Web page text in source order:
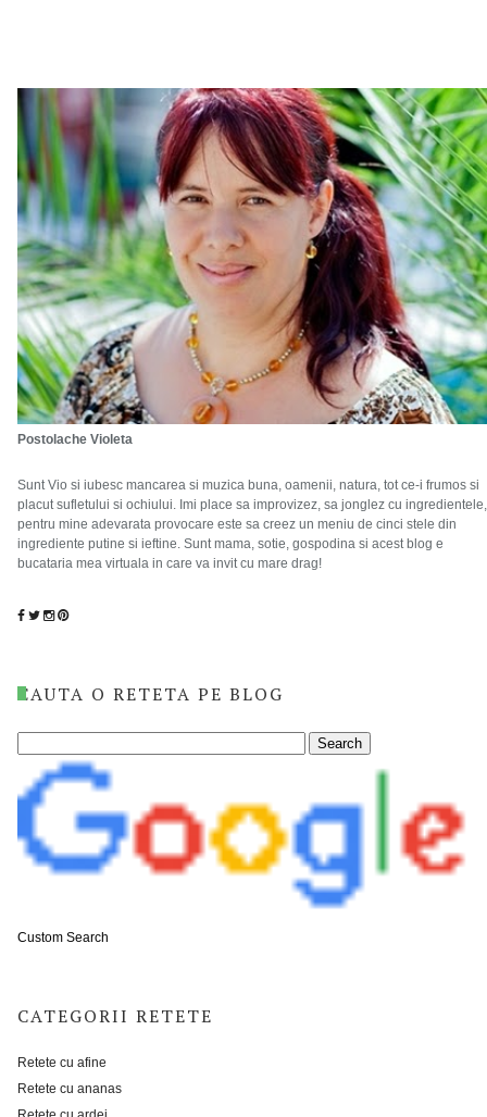
Postolache Violeta
Sunt Vio si iubesc mancarea si muzica buna, oamenii, natura, tot ce-i frumos si
placut sufletului si ochiului. Imi place sa improvizez, sa jonglez cu ingredientele,
pentru mine adevarata provocare este sa creez un meniu de cinci stele din
ingrediente putine si ieftine. Sunt mama, sotie, gospodina si acest blog e
bucataria mea virtuala in care va invit cu mare drag!
CAUTA O RETETA PE BLOG
Custom Search
CATEGORII RETETE
Retete cu afine
Retete cu ananas